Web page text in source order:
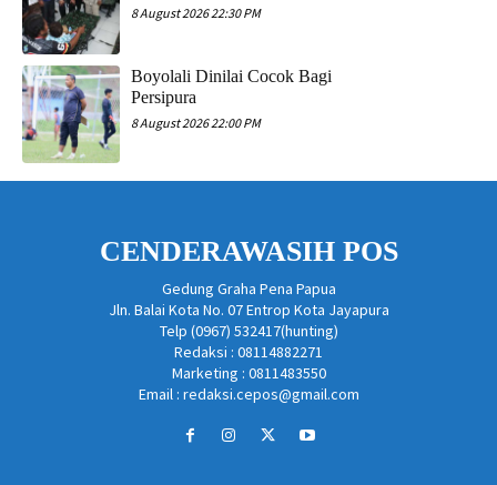
8 August 2026 22:30 PM
Boyolali Dinilai Cocok Bagi
Persipura
8 August 2026 22:00 PM
CENDERAWASIH POS
Gedung Graha Pena Papua
Jln. Balai Kota No. 07 Entrop Kota Jayapura
Telp (0967) 532417(hunting)
Redaksi : 08114882271
Marketing : 0811483550
Email : redaksi.cepos@gmail.com